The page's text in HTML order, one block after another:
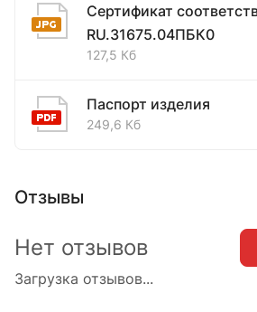
Сертификат
RU.31675.04ПБК0
127,5 Кб
Паспорт изделия
249,6 Кб
Отзывы
Загрузка отзывов...
Нет отзывов